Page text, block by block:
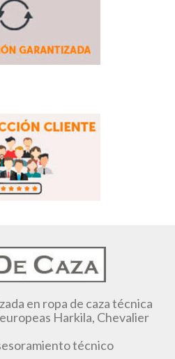
en ropa de caza técnica
Harkila, Chevalier
técnico